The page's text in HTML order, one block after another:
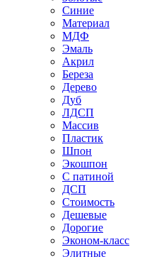
Синие
Материал
МДФ
Эмаль
Акрил
Береза
Дерево
Дуб
ЛДСП
Массив
Пластик
Шпон
Экошпон
С патиной
ДСП
Стоимость
Дешевые
Дорогие
Эконом-класс
Элитные